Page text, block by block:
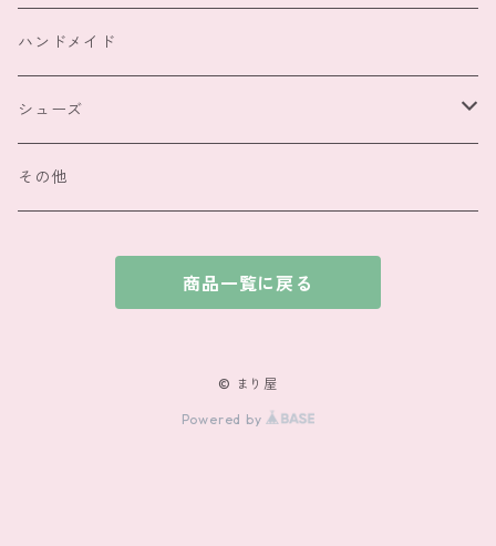
ハンドメイド
シューズ
スカラー
その他
商品一覧に戻る
© まり屋
Powered by